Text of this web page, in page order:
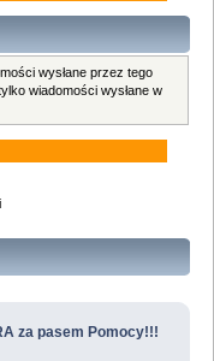
wysłane przez tego
wiadomości wysłane w
za pasem Pomocy!!!